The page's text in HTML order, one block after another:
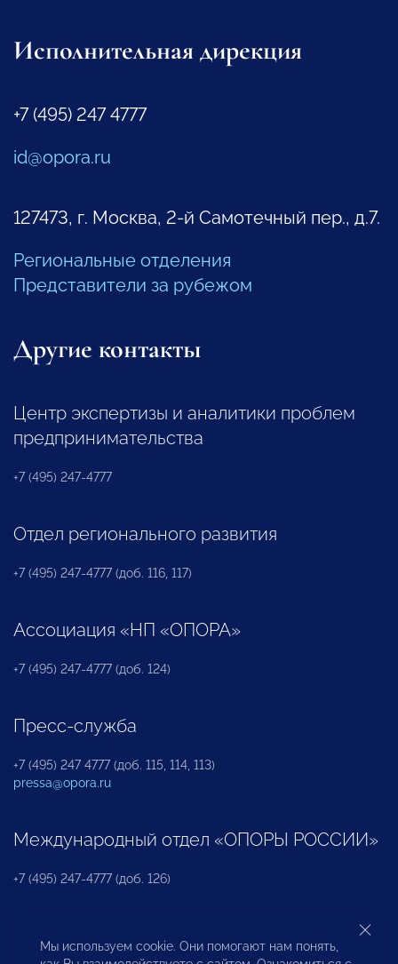
Исполнительная дирекция
+7 (495) 247 4777
id@opora.ru
127473, г. Москва, 2-й Самотечный пер., д.7.
Региональные отделения
Представители за рубежом
Другие контакты
Центр экспертизы и аналитики проблем
предпринимательства
+7 (495) 247-4777
Отдел регионального развития
+7 (495) 247-4777 (доб. 116, 117)
Ассоциация «НП «ОПОРА»
+7 (495) 247-4777 (доб. 124)
Пресс-служба
+7 (495) 247 4777 (доб. 115, 114, 113)
pressa@opora.ru
Международный отдел «ОПОРЫ РОССИИ»
+7 (495) 247-4777 (доб. 126)
Бюро по защите прав предпринимателей и
Мы используем cookie. Они помогают нам понять,